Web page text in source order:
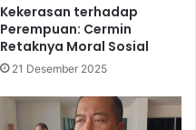
Kekerasan terhadap
Perempuan: Cermin
Retaknya Moral Sosial
21 Desember 2025